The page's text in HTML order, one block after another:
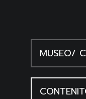
MUSEO/